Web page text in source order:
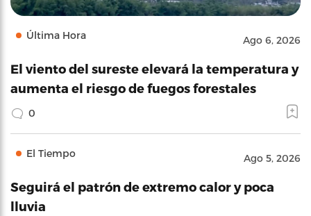
Última Hora Ago 6, 2026
El viento del sureste elevará la temperatura y
aumenta el riesgo de fuegos forestales
0
El Tiempo Ago 5, 2026
Seguirá el patrón de extremo calor y poca
lluvia